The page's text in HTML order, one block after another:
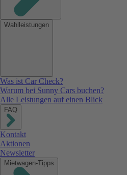
Wahlleistungen
Was ist Car Check?
Warum bei Sunny Cars buchen?
Alle Leistungen auf einen Blick
FAQ
Kontakt
Aktionen
Newsletter
Mietwagen-Tipps